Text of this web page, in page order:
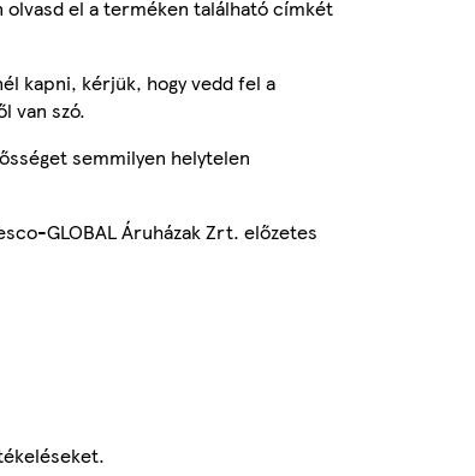
olvasd el a terméken található címkét
kapni, kérjük, hogy vedd fel a
van szó.
semmilyen helytelen
GLOBAL Áruházak Zrt. előzetes